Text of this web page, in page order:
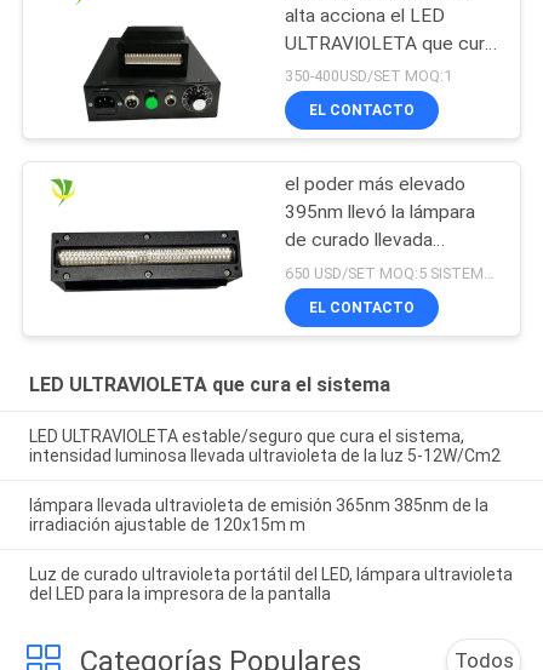
alta acciona el LED
ULTRAVIOLETA que cura
el secador
ULTRAVIOLETA de la
lámpara para la tinta
350-400USD/SET MOQ:1
EL CONTACTO
el poder más elevado
395nm llevó la lámpara
de curado llevada
ultravioleta para la
impresora ultravioleta
plana
650 USD/SET MOQ:5 SISTEMAS
EL CONTACTO
LED ULTRAVIOLETA que cura el sistema
LED ULTRAVIOLETA estable/seguro que cura el sistema,
intensidad luminosa llevada ultravioleta de la luz 5-12W/Cm2
lámpara llevada ultravioleta de emisión 365nm 385nm de la
irradiación ajustable de 120x15m m
Luz de curado ultravioleta portátil del LED, lámpara ultravioleta
del LED para la impresora de la pantalla
Categorías Populares Todos